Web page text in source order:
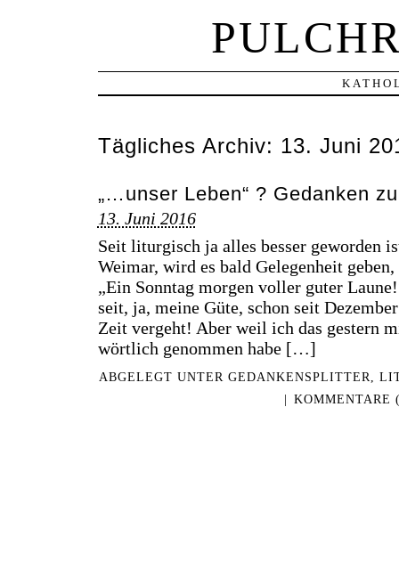
Tägliches Archiv: 13. Juni
„…unser Leben“ ? Gedanken
13. Juni 2016
Seit liturgisch ja alles besser geworden
Weimar, wird es bald Gelegenheit
„Ein Sonntag morgen voller guter
seit, ja, meine Güte, schon seit
Zeit vergeht! Aber weil ich das gestern
wörtlich genommen habe […]
ABGELEGT UNTERGEDANKENSPLITTER ,
| KOMMENTARE